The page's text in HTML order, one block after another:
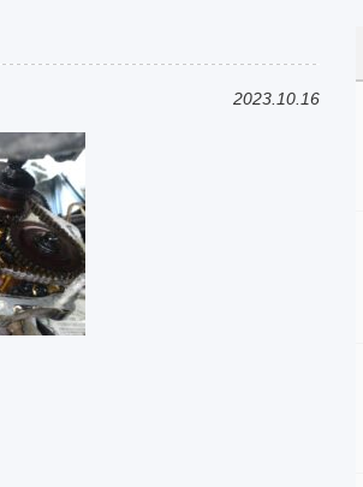
2023.10.16